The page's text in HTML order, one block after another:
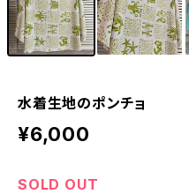
水着生地のポンチョ
¥6,000
SOLD OUT